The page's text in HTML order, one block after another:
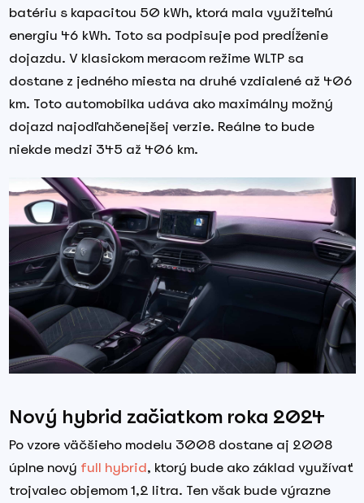
batériu s kapacitou 50 kWh, ktorá mala využiteľnú
energiu 46 kWh. Toto sa podpisuje pod predĺženie
dojazdu. V klasickom meracom režime WLTP sa
dostane z jedného miesta na druhé vzdialené až 406
km. Toto automobilka udáva ako maximálny možný
dojazd najodľahčenejšej verzie. Reálne to bude
niekde medzi 345 až 406 km.
Nový hybrid začiatkom roka 2024
Po vzore väčšieho modelu 3008 dostane aj 2008
úplne nový full hybrid, ktorý bude ako základ využívať
trojvalec objemom 1,2 litra. Ten však bude výrazne